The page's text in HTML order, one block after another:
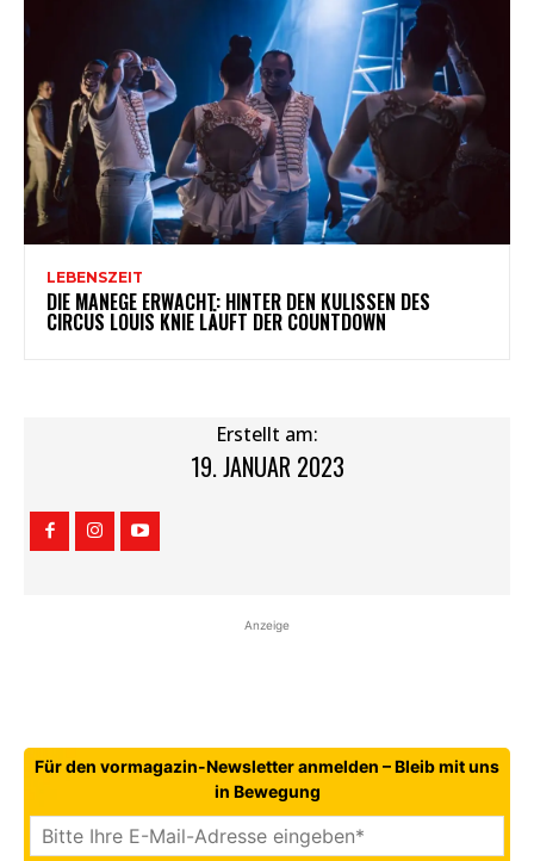
LEBENSZEIT
DIE MANEGE ERWACHT: HINTER DEN KULISSEN DES
CIRCUS LOUIS KNIE LÄUFT DER COUNTDOWN
Erstellt am:
19. JANUAR 2023
Anzeige
Für den vormagazin-Newsletter anmelden – Bleib mit uns
in Bewegung